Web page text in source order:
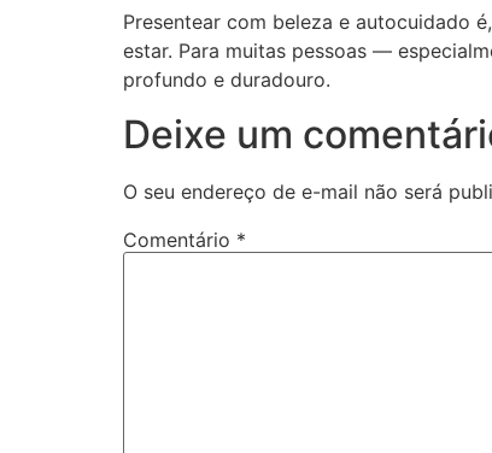
Presentear com beleza e autocuidado
estar. Para muitas pessoas —
profundo e duradouro.
Deixe um
O seu endereço de e-mail não será
Comentário *